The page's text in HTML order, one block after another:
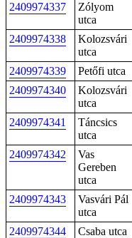
2409974337
Zólyom
utca
2409974338
Kolozsvári
utca
2409974339 Petőfi utca
2409974340
Kolozsvári
utca
2409974341
Táncsics
utca
2409974342
Vas
Gereben
utca
2409974343
Vasvári Pál
utca
2409974344 Csaba utca